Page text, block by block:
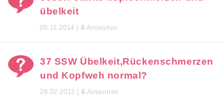
übelkeit
05.11.2014 | 8 Antworten
37 SSW Übelkeit,Rückenschmerzen
und Kopfweh normal?
28.02.2012 | 6 Antworten